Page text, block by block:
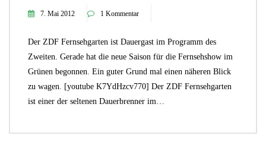
7. Mai 2012 1 Kommentar
Der ZDF Fernsehgarten ist Dauergast im Programm des
Zweiten. Gerade hat die neue Saison für die Fernsehshow im
Grünen begonnen. Ein guter Grund mal einen näheren Blick
zu wagen. [youtube K7YdHzcv770] Der ZDF Fernsehgarten
ist einer der seltenen Dauerbrenner im…